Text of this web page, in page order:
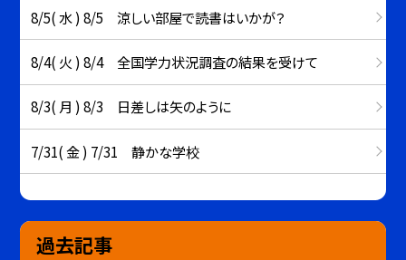
8/5( 水 ) 8/5 涼しい部屋で読書はいかが？
8/4( 火 ) 8/4 全国学力状況調査の結果を受けて
8/3( 月 ) 8/3 日差しは矢のように
7/31( 金 ) 7/31 静かな学校
過去記事